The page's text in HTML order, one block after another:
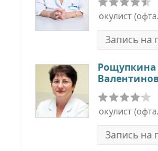
окулист
Запись на
Рощупкина
окулист
Запись на